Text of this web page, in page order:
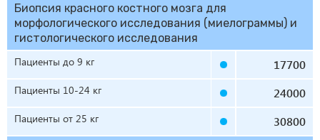
Биопсия красного костного мозга для
морфологического исследования (миелограммы) и
гистологического исследования
Пациенты до 9 кг
17700
Пациенты 10-24 кг 24000
Пациенты от 25 кг 30800